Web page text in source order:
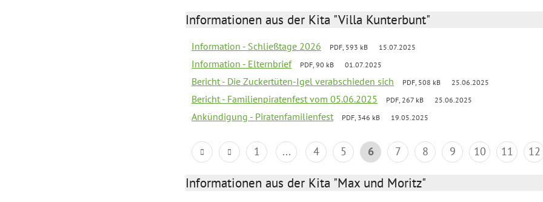
Informationen aus der Kita "Villa Kunterbunt"
Information - Schließtage 2026 PDF, 593 kB 15.07.2025
Information - Elternbrief PDF, 90 kB 01.07.2025
Bericht - Die Zuckertüten-Igel verabschieden sich PDF, 508 kB 25.06.2025
Bericht - Familienpiratenfest vom 05.06.2025 PDF, 267 kB 25.06.2025
Ankündigung - Piratenfamilienfest PDF, 346 kB 19.05.2025
1 ... 4 5 6 7 8 9 10 11 12
Informationen aus der Kita "Max und Moritz"